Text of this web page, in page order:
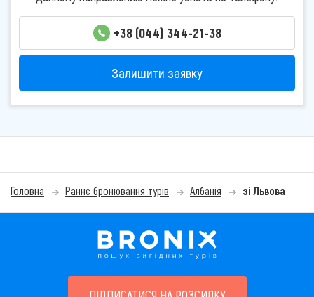
+38 (044) 344-21-38
Залишити заявку
Головна Раннє бронювання турів Албанія зі Львова